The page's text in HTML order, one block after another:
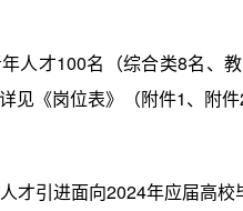
才100名（综合类8名、教
见《岗位表》（附件1、附件
引进面向2024年应届高校